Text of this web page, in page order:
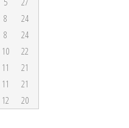
8
24
8
24
10
22
11
21
11
21
12 20